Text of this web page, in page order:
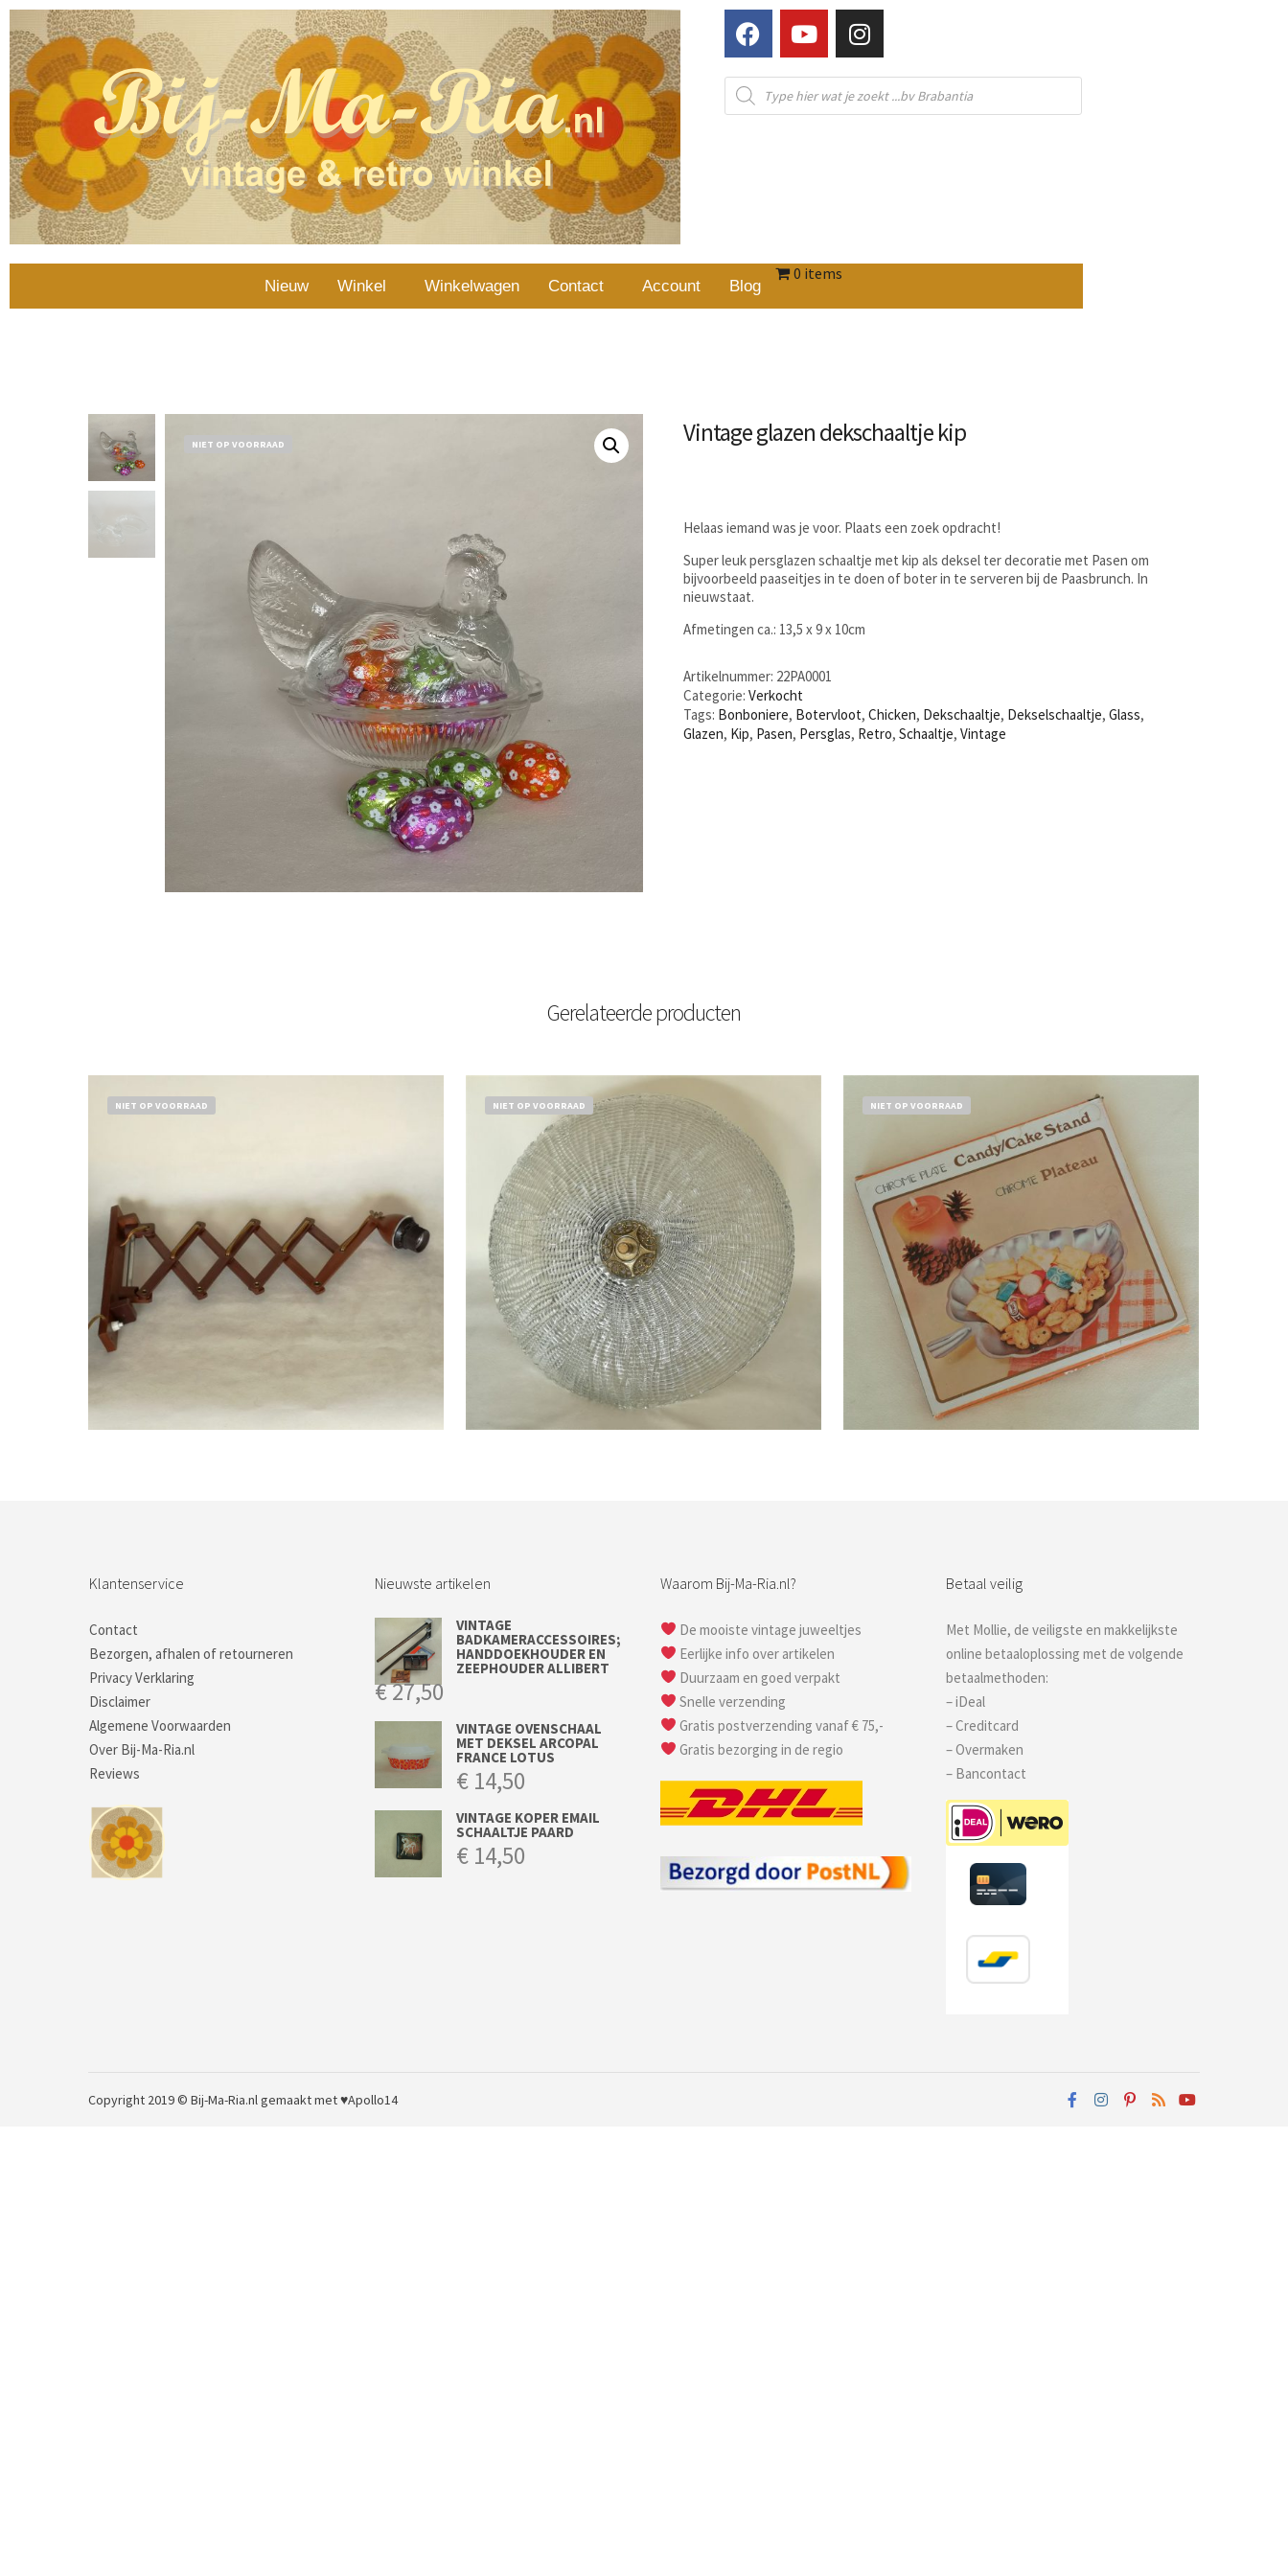
Nieuw Winkel Winkelwagen Contact Account Blog
0 items
NIET OP VOORRAAD Vintage glazen dekschaaltje kip
Helaas iemand was je voor. Plaats een zoek opdracht!
Super leuk persglazen schaaltje met kip als deksel ter decoratie met Pasen om
bijvoorbeeld paaseitjes in te doen of boter in te serveren bij de Paasbrunch. In
nieuwstaat.
Afmetingen ca.: 13,5 x 9 x 10cm
Artikelnummer: 22PA0001
Categorie:Verkocht
Tags: Bonboniere, Botervloot,Chicken, Dekschaaltje, Dekselschaaltje,Glass,
Glazen, Kip, Pasen, Persglas, Retro,Schaaltje,Vintage
Gerelateerde producten
NIET OP VOORRAAD NIET OP VOORRAAD NIET OP VOORRAAD
Klantenservice
Contact
Bezorgen, afhalen of retourneren
Privacy Verklaring
Disclaimer
Algemene Voorwaarden
Over Bij-Ma-Ria.nl
Reviews
Nieuwste artikelen
VINTAGE
BADKAMERACCESSOIRES;
HANDDOEKHOUDER EN
ZEEPHOUDER ALLIBERT
€27,50
VINTAGE OVENSCHAAL
MET DEKSEL ARCOPAL
FRANCE LOTUS
€ 14,50
VINTAGE KOPER EMAIL
SCHAALTJE PAARD
€ 14,50
Waarom Bij-Ma-Ria.nl?
De mooiste vintage juweeltjes
Eerlijke info over artikelen
Duurzaam en goed verpakt
Snelle verzending
Gratis postverzending vanaf € 75,-
Gratis bezorging in de regio
Betaal veilig
Met Mollie, de veiligste en makkelijkste
online betaaloplossing met de volgende
betaalmethoden:
– iDeal
– Creditcard
– Overmaken
– Bancontact
Copyright 2019 © Bij-Ma-Ria.nlgemaakt met ♥Apollo14